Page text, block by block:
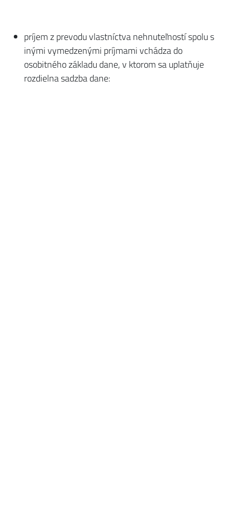
príjem z prevodu vlastníctva nehnuteľností spolu s
inými vymedzenými príjmami vchádza do
osobitného základu dane, v ktorom sa uplatňuje
rozdielna sadzba dane: